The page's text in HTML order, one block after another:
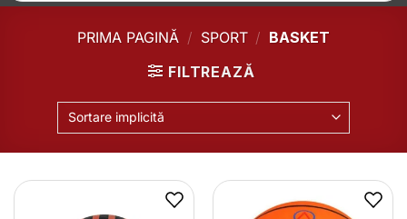
PRIMA PAGINĂ / SPORT / BASKET
FILTREAZĂ
Sortare implicită